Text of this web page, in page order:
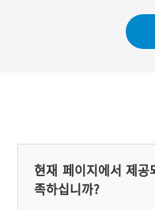
을에서 군수가 났느냐고
었다. 그렇지 않고 군수가
나오길 바라면서 지은 이
현재 페이지에서 제
족하십니까?